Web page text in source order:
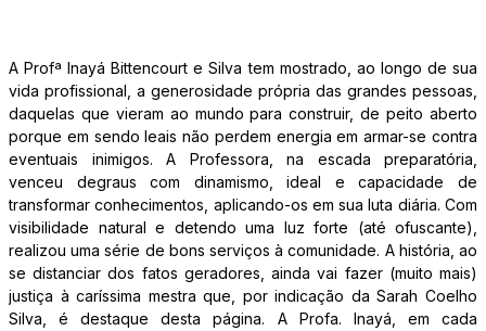
A Profª Inayá Bittencourt e Silva tem mostrado, ao longo de sua
vida profissional, a generosidade própria das grandes pessoas,
daquelas que vieram ao mundo para construir, de peito aberto
porque em sendo leais não perdem energia em armar-se contra
eventuais inimigos. A Professora, na escada preparatória,
venceu degraus com dinamismo, ideal e capacidade de
transformar conhecimentos, aplicando-os em sua luta diária. Com
visibilidade natural e detendo uma luz forte (até ofuscante),
realizou uma série de bons serviços à comunidade. A história, ao
se distanciar dos fatos geradores, ainda vai fazer (muito mais)
justiça à caríssima mestra que, por indicação da Sarah Coelho
Silva, é destaque desta página. A Profa. Inayá, em cada